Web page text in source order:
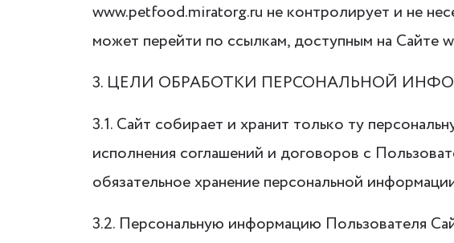
www.petfood.miratorg.ru не контролирует и не
может перейти по ссылкам, доступным на Сайте
3. ЦЕЛИ ОБРАБОТКИ ПЕРСОНАЛЬНОЙ
3.1. Сайт собирает и хранит только ту
исполнения соглашений и договоров с
обязательное хранение персональной
3.2. Персональную информацию Пользователя